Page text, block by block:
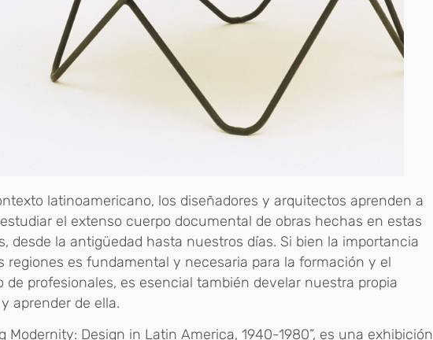
latinoamericano, los diseñadores y arquitectos aprenden a
el extenso cuerpo documental de obras hechas en estas
desde la antigüedad hasta nuestros días. Si bien la importancia
regiones es fundamental y necesaria para la formación y el
de profesionales, es esencial también develar nuestra propia
aprender de ella.
Modernity: Design in Latin America, 1940-1980”, es una exhibición